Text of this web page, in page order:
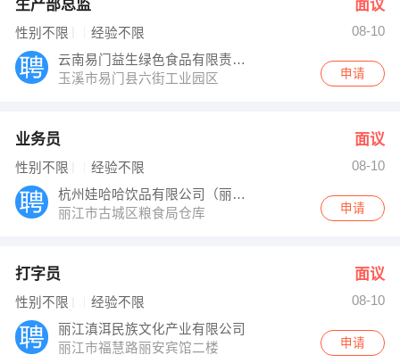
生产部总监 面议
性别不限 经验不限
08-10
云南易门益生绿色食品有限责任公司
玉溪市易门县六街工业园区
申请
业务员 面议
性别不限 经验不限
08-10
杭州娃哈哈饮品有限公司（丽江双龙经营部）
丽江市古城区粮食局仓库
申请
打字员 面议
性别不限 经验不限
08-10
丽江滇洱民族文化产业有限公司
丽江市福慧路丽安宾馆二楼
申请